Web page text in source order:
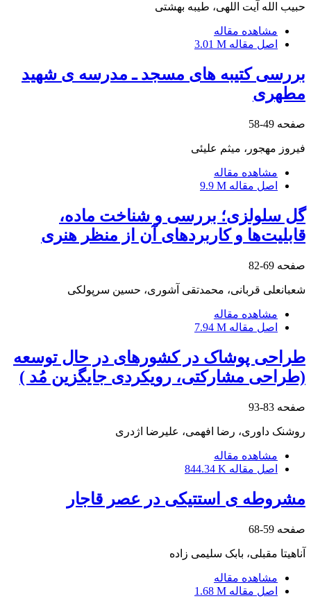
حبیب الله آیت اللهی، طیبه بهشتی
مشاهده مقاله
اصل مقاله 3.01 M
بررسی کتیبه های مسجد ـ مدرسه ی شهید
مطهری
صفحه 49-58
فیروز مهجور، میثم علیئی
مشاهده مقاله
اصل مقاله 9.9 M
گل سلولزی؛ بررسی و شناخت ماده،
قابلیت‌ها و کاربردهای آن از منظر هنری
صفحه 69-82
شعبانعلی قربانی، محمدتقی آشوری، حسین سرپولکی
مشاهده مقاله
اصل مقاله 7.94 M
طراحی پوشاک در کشورهای در حال توسعه
(طراحی مشارکتی، رویکردی جایگزین مُد )
صفحه 83-93
روشنک داوری، رضا افهمی، علیرضا اژدری
مشاهده مقاله
اصل مقاله 844.34 K
مشروطه ی استتیکی در عصر قاجار
صفحه 59-68
آناهیتا مقبلی، بابک سلیمی زاده
مشاهده مقاله
اصل مقاله 1.68 M